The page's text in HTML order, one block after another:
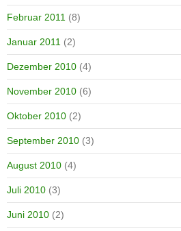
Februar 2011 (8)
Januar 2011 (2)
Dezember 2010 (4)
November 2010 (6)
Oktober 2010 (2)
September 2010 (3)
August 2010 (4)
Juli 2010 (3)
Juni 2010 (2)